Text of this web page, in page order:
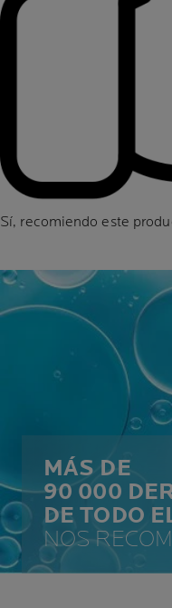
Sí, recomiendo este
MÁS DE
90 000
DE TODO
NOS